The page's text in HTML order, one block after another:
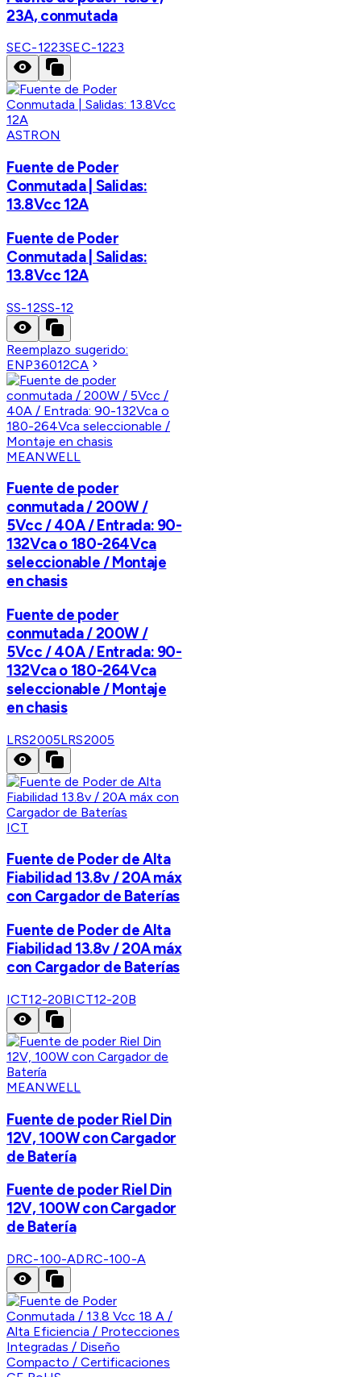
23A, conmutada
SEC-1223SEC-1223
ASTRON
Fuente de Poder
Conmutada | Salidas:
13.8Vcc 12A
Fuente de Poder
Conmutada | Salidas:
13.8Vcc 12A
SS-12SS-12
Reemplazo sugerido:
ENP36012CA
MEANWELL
Fuente de poder
conmutada / 200W /
5Vcc / 40A / Entrada: 90-
132Vca o 180-264Vca
seleccionable / Montaje
en chasis
Fuente de poder
conmutada / 200W /
5Vcc / 40A / Entrada: 90-
132Vca o 180-264Vca
seleccionable / Montaje
en chasis
LRS2005LRS2005
ICT
Fuente de Poder de Alta
Fiabilidad 13.8v / 20A máx
con Cargador de Baterías
Fuente de Poder de Alta
Fiabilidad 13.8v / 20A máx
con Cargador de Baterías
ICT12-20BICT12-20B
MEANWELL
Fuente de poder Riel Din
12V, 100W con Cargador
de Batería
Fuente de poder Riel Din
12V, 100W con Cargador
de Batería
DRC-100-ADRC-100-A